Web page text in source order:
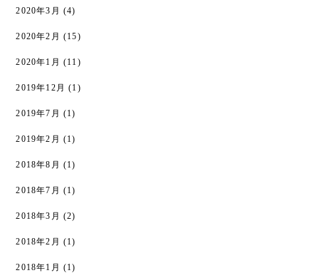
2020年3月 (4)
2020年2月 (15)
2020年1月 (11)
2019年12月 (1)
2019年7月 (1)
2019年2月 (1)
2018年8月 (1)
2018年7月 (1)
2018年3月 (2)
2018年2月 (1)
2018年1月 (1)